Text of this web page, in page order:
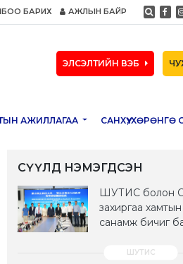
БАРИХ АЖЛЫН БАЙР
ЭЛСЭЛТИЙН ВЭБ
АЖИЛЛАГАА САНХҮҮ, ХӨРӨНГӨ
СҮҮЛД НЭМЭГДСЭН
ШУТИС болон
захиргаа
санамж бичиг